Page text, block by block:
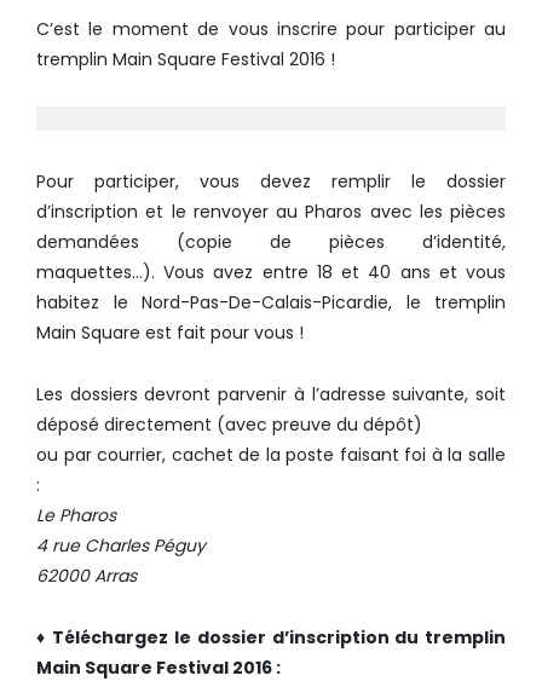
C’est le moment de vous inscrire pour participer au
tremplin Main Square Festival 2016 !
Pour participer, vous devez remplir le dossier
d’inscription et le renvoyer au Pharos avec les pièces
demandées (copie de pièces d’identité,
maquettes…). Vous avez entre 18 et 40 ans et vous
habitez le Nord-Pas-De-Calais-Picardie, le tremplin
Main Square est fait pour vous !
Les dossiers devront parvenir à l’adresse suivante, soit
déposé directement (avec preuve du dépôt)
ou par courrier, cachet de la poste faisant foi à la salle
:
Le Pharos
4 rue Charles Péguy
62000 Arras
♦ Téléchargez le dossier d’inscription du tremplin
Main Square Festival 2016 :